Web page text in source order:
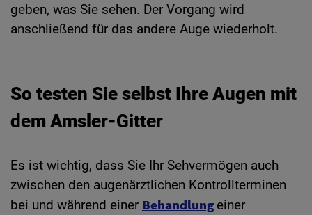
geben, was Sie sehen. Der Vorgang wird
anschließend für das andere Auge wiederholt.
So testen Sie selbst Ihre Augen mit
dem Amsler-Gitter
Es ist wichtig, dass Sie Ihr Sehvermögen auch
zwischen den augenärztlichen Kontrollterminen
bei und während einer Behandlung einer